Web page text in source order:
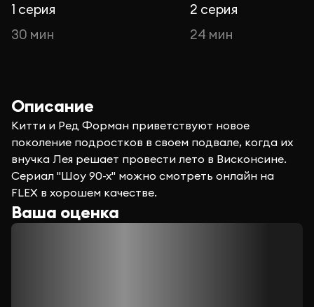
1 серия
30 мин
2 серия
24 мин
Описание
Китти и Ред Форман приветствуют новое
поколение подростков в своем подвале, когда их
внучка Лея решает провести лето в Висконсине.
Сериал "Шоу 90-х" можно смотреть онлайн на
FLEX в хорошем качестве.
Ваша оценка